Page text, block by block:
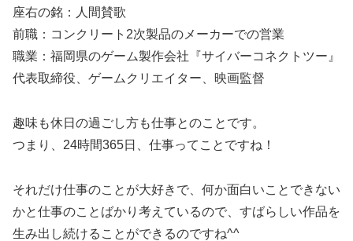
座右の銘：人間賛歌
前職：コンクリート2次製品のメーカーでの営業
職業：福岡県のゲーム製作会社『サイバーコネクトツー』
代表取締役、ゲームクリエイター、映画監督
趣味も休日の過ごし方も仕事とのことです。
つまり、24時間365日、仕事ってことですね！
それだけ仕事のことが大好きで、何か面白いことできない
かと仕事のことばかり考えているので、すばらしい作品を
生み出し続けることができるのですね^^